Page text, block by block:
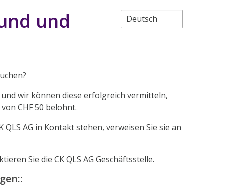
und
und wir können diese erfolgreich vermitteln,
CHF 50 belohnt.
AG in Kontakt stehen, verweisen Sie sie an
Sie die CK QLS AG Geschäftsstelle.
: